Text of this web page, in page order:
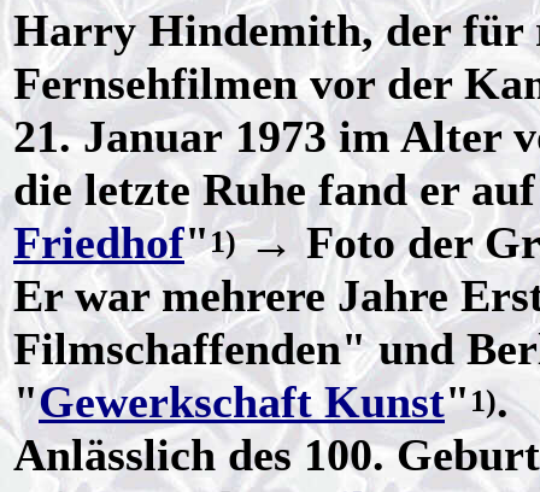
Harry Hindemith, der für
Fernsehfilmen vor der
21. Januar 1973 im Alter
die letzte Ruhe fand er
Friedhof"1)→ Foto der
Er war mehrere Jahre
Filmschaffenden" und
"Gewerkschaft Kunst"1).
Anlässlich des 100.